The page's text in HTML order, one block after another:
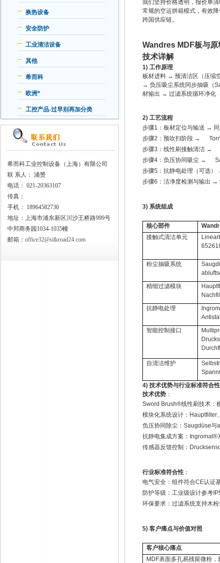
换热设备
安全防护
工业清洁设备
其他
希而科
欧洲*
工控产品-过早别再加分类
希而科工业控制设备（上海）有限公司
联 系人： 浦赟
电话： 021-20363107
传真：
手机：
18964582730
地址：上海市浦东新区川沙王桥路999号
中邦商务园1034-1035幢
邮箱： office32@silkroad24.com
我们坚持价格透明，报价单
常规的空运拼箱模式，有效
跨国供应链。
Wandres MDF板与
技术详解
1)工作原理
板材进料 → 预清洁区（压缩
→ 负压吸尘系统同步抽吸（
材输出 → 过滤系统循环净化
2)工艺流程
步骤1 ：板材定位与输送 →
步骤2 ：预吹扫阶段 →
步骤3 ：线性刷接触清洁 →
步骤4 ：负压协同吸尘 →
步骤5 ：抗静电处理（可选）
步骤6 ：洁净度检测与输出 →
3)系统组成
核心部件
接触式清洁单元
粉尘抽吸系统 Saugd
精细过滤模块
抗静电处理
智能控制接口
自清洁维护
4)技术优势与行业标准符合性
技术优势 ：
Sword Brush®线性刷技术：
模块化系统设计： Hauptfilter
负压协同除尘：Saugdüse与
抗静电集成方案： Ingromat®
传感器反馈控制：
行业标准符合性 ：
电气安全：组件符合CE认证
防护等级：工业级设计参考
环保要求：过滤系统支持木
5)客户痛点与价值对照
客户核心痛点
MDF表面多孔易残留微粉